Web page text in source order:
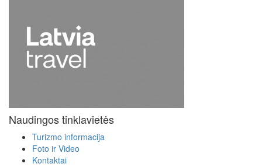
Naudingos tinklavietės
Turizmo informacija
Foto ir Video
Kontaktai